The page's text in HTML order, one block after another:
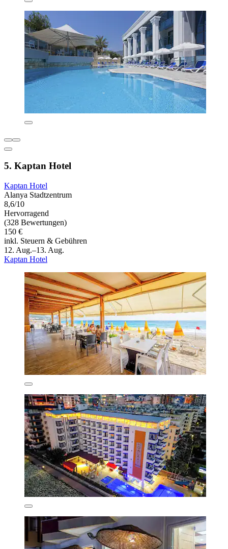
5. Kaptan Hotel
Kaptan Hotel
Alanya Stadtzentrum
8,6/10
Hervorragend
(328 Bewertungen)
150 €
inkl. Steuern & Gebühren
12. Aug.–13. Aug.
Kaptan Hotel